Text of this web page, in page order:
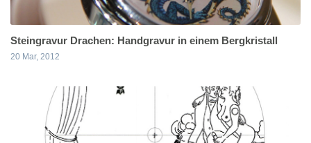
Steingravur Drachen: Handgravur in einem Bergkristall
20 Mar, 2012